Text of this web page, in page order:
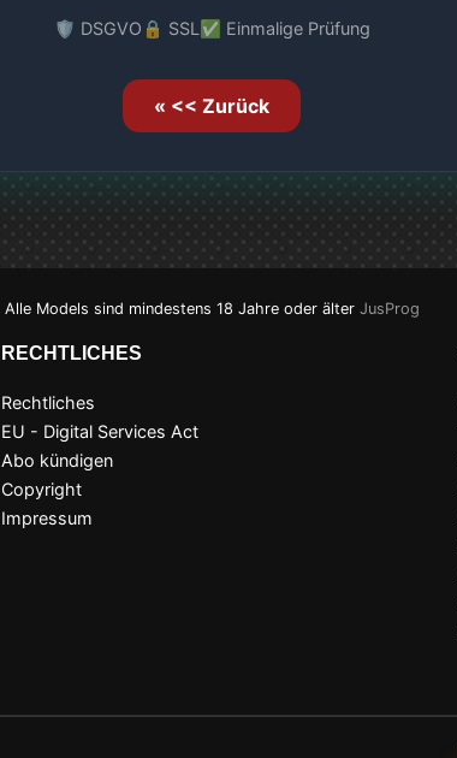
🛡️ DSGVO 🔒 SSL ✅ Einmalige Prüfung
« << Zurück
Alle Models sind mindestens 18 Jahre oder älter JusProg
RECHTLICHES
Rechtliches
EU - Digital Services Act
Abo kündigen
Copyright
Impressum